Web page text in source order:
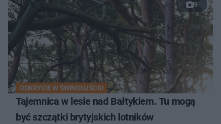
9
ODKRYCIE W ŚWINOUJŚCIU
Tajemnica w lesie nad Bałtykiem. Tu mogą
być szczątki brytyjskich lotników